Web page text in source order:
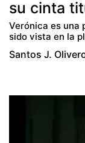
su cinta
Verónica es
sido vista en la
Santos J.